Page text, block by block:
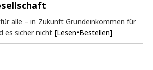
alle – in Zukunft Grundeinkommen für
es sicher nicht [Lesen•Bestellen]